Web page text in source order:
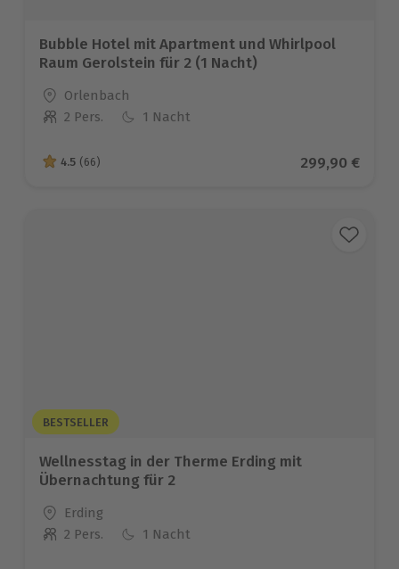
Bubble Hotel mit Apartment und Whirlpool
Raum Gerolstein für 2 (1 Nacht)
Standort
Orlenbach
Anzahl der Teilnehmer
2 Pers. 1 Nacht
4.5 von 5 Sternen basierend auf 66 Bewertungen
4.5 (66) Aktueller
299,90 €
BESTSELLER
Wellnesstag in der Therme Erding mit
Übernachtung für 2
Standort
Erding
Anzahl der Teilnehmer
2 Pers. 1 Nacht